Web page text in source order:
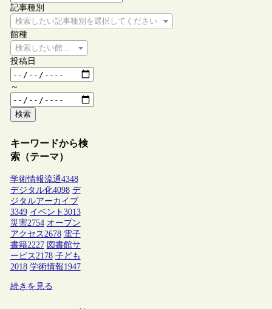
記事種別
検索したい記事種別を選択してください
館種
検索したい館種を選択してください
投稿日
～
検索
キーワードから検
索（テーマ）
学術情報流通4348
デジタル化4098 デ
ジタルアーカイブ
3349 イベント 3013
災害2754 オープン
アクセス 2678 電子
書籍2227 図書館サ
ービス 2178 子ども
2018 学術情報1947
続きを見る